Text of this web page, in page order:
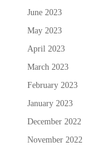
June 2023
May 2023
April 2023
March 2023
February 2023
January 2023
December 2022
November 2022